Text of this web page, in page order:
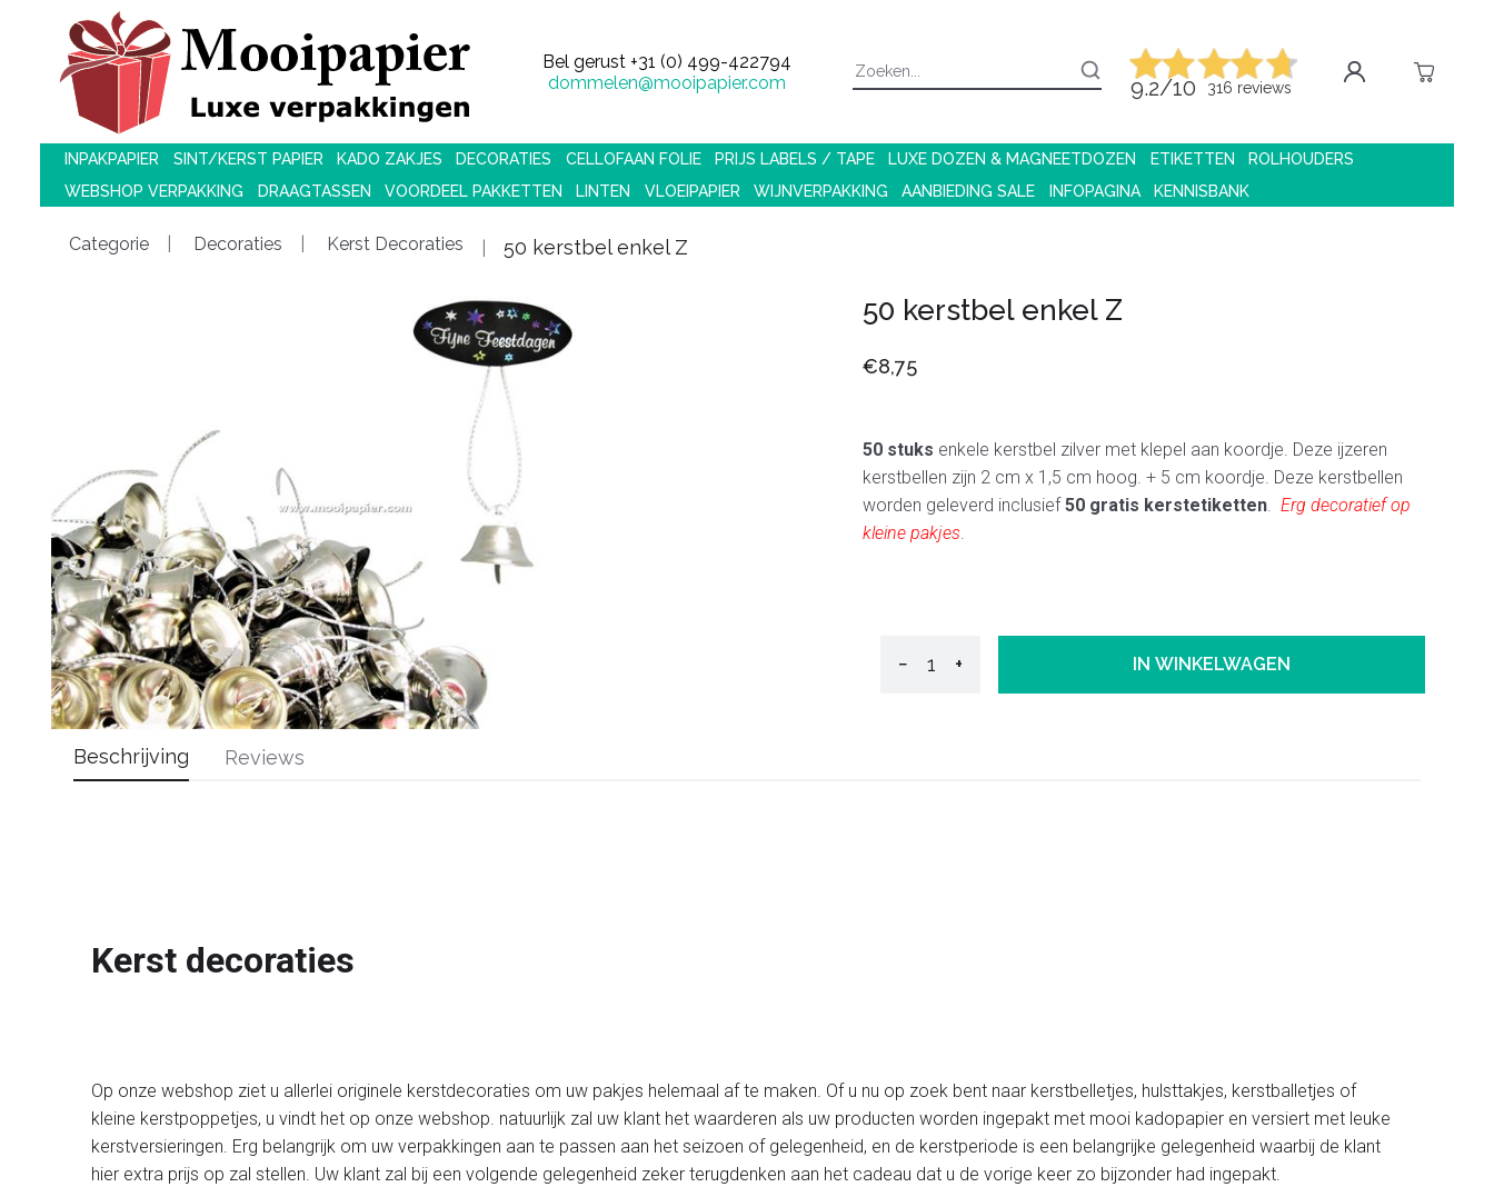
Bel gerust +31 (0) 499-422794
dommelen@mooipapier.com
9.2/10 316 reviews
INPAKPAPIER SINT/KERST PAPIER KADO ZAKJES DECORATIES CELLOFAAN FOLIE PRIJS LABELS / TAPE LUXE DOZEN & MAGNEETDOZEN ETIKETTEN
ROLHOUDERS
WEBSHOP VERPAKKING
DRAAGTASSEN VOORDEEL PAKKETTEN LINTEN VLOEIPAPIER WIJNVERPAKKING AANBIEDING SALE INFOPAGINA KENNISBANK
Categorie Decoraties Kerst Decoraties 50 kerstbel enkel Z
50 kerstbel enkel Z
€8,75
50 stuks enkele kerstbel zilver met klepel aan koordje. Deze ijzeren
kerstbellen zijn 2 cm x 1,5 cm hoog. + 5 cm koordje. Deze kerstbellen
worden geleverd inclusief50 gratis kerstetiketten
Erg decoratief op
kleine pakjes
− + IN WINKELWAGEN
Beschrijving
Kerst decoraties
Op onze webshop ziet u allerlei originele kerstdecoraties om uw pakjes helemaal af te maken. Of u nu op zoek bent naar kerstbelletjes, hulsttakjes, kerstballetjes of
kleine kerstpoppetjes, u vindt het op onze webshop. natuurlijk zal uw klant het waarderen als uw producten worden ingepakt met mooi kadopapier en versiert met leuke
kerstversieringen. Erg belangrijk om uw verpakkingen aan te passen aan het seizoen of gelegenheid, en de kerstperiode is een belangrijke gelegenheid waarbij de klant
hier extra prijs op zal stellen. Uw klant zal bij een volgende gelegenheid zeker terugdenken aan het cadeau dat u de vorige keer zo bijzonder had ingepakt.
Reviews